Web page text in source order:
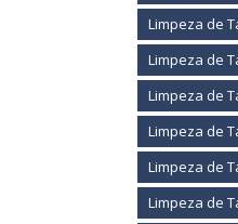
Limpeza de
Limpeza de
Limpeza de
Limpeza de
Limpeza de
Limpeza de